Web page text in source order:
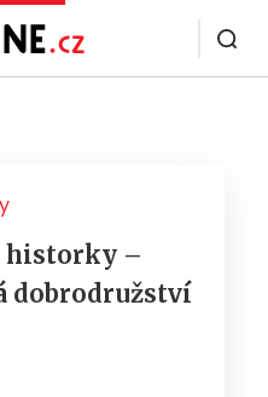
historky –
dobrodružství